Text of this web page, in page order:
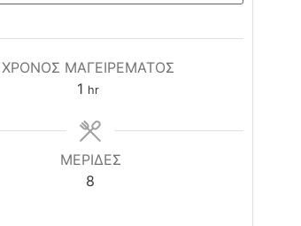
ΧΡΟΝΟΣ ΜΑΓΕΙΡΕΜΑΤΟΣ
1 hour
hr
ΜΕΡΙΔΕΣ
8